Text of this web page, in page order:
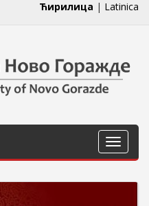
Ћирилица | Latinica